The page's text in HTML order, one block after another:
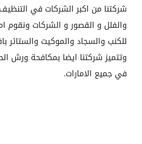
شركتنا من اكبر الشركات في
والفلل و القصور و الشركات ونقوم
للكنب والسجاد والموكيت والستائر
وتتميز شركتنا ايضا بمكافحة ورش
في جميع الامارات.